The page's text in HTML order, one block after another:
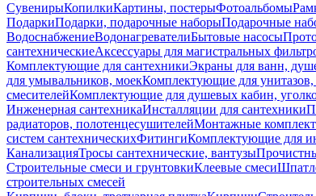
СувенирыКопилкиКартины, постерыФотоальбомы
ПодаркиПодарки, подарочные наборыПодарочные
ВодоснабжениеВодонагревателиБытовые насосы
сантехническиеАксессуары для магистральных
Комплектующие для сантехникиЭкраны для ванн,
для умывальников, моекКомплектующие для унитазов,
смесителейКомплектующие для душевых кабин,
Инженерная сантехникаИнсталляции для сантехники
радиаторов, полотенцесушителейМонтажные
систем сантехническихФитингиКомплектующие для
КанализацияТросы сантехнические, вантузы
Строительные смеси и грунтовкиКлеевые смеси
строительных смесей